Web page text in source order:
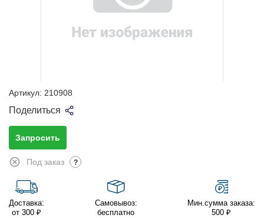
Артикул: 210908
Поделиться
Запросить
Под заказ ?
Доставка:
от 300 ₽
Самовывоз:
бесплатно
Мин.сумма заказа:
500 ₽